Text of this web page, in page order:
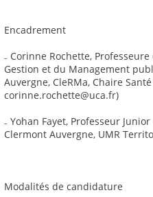
Encadrement
₋ Corinne Rochette,
Gestion et du Management
Auvergne, CleRMa, Chaire
corinne.rochette@uca.fr)
₋ Yohan Fayet, Professeur
Clermont Auvergne, UMR
Modalités de candidature